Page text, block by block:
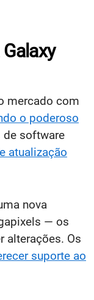
mercado com
o poderoso
software
atualização
nova
— os
alterações. Os
suporte ao